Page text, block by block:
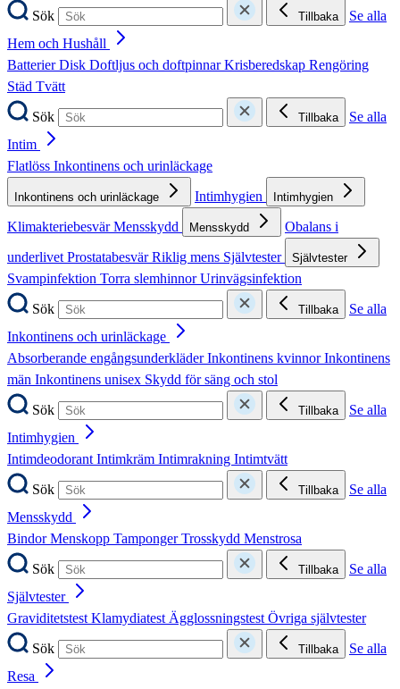
Sök
Tillbaka
Se alla
Hem och Hushåll
BatterierDisk Doftljus och doftpinnarKrisberedskap Rengöring
Städ Tvätt
Sök
Tillbaka
Se alla
Intim
Flatlöss Inkontinens och urinläckage
Inkontinens och urinläckage Intimhygien Intimhygien
KlimakteriebesvärMensskydd Mensskydd
Obalans i
underlivetProstatabesvärRiklig mens Självtester Självtester
Svampinfektion Torra slemhinnorUrinvägsinfektion
Sök
Tillbaka
Se alla
Inkontinens och urinläckage
Absorberande engångsunderkläderInkontinens kvinnorInkontinens
män Inkontinens unisex Skydd för säng och stol
Sök
Tillbaka
Se alla
Intimhygien
IntimdeodorantIntimkräm Intimrakning Intimtvätt
Sök
Tillbaka
Se alla
Mensskydd
BindorMenskopp TampongerTrosskydd Menstrosa
Sök
Tillbaka
Se alla
Självtester
GraviditetstestKlamydiatestÄgglossningstestÖvriga självtester
Sök
Tillbaka
Se alla
Resa